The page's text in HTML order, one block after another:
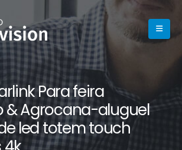
Para feira
& Agrocana-aluguel
led totem touch